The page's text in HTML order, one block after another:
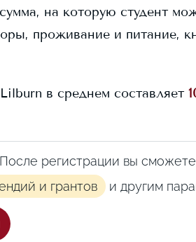
на которую студент
проживание и питание,
в среднем составляет
регистрации вы
и грантов и другим